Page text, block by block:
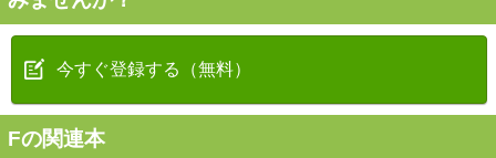
今すぐ登録する（無料）
Fの関連本